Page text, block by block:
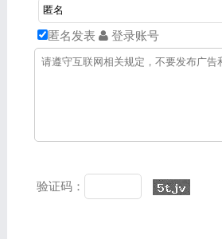
匿名发表 登录账号
验证码：